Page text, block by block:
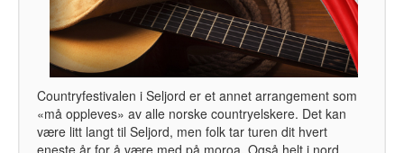
Countryfestivalen i Seljord er et annet arrangement som
«må oppleves» av alle norske countryelskere. Det kan
være litt langt til Seljord, men folk tar turen dit hvert
eneste år for å være med på moroa. Også helt i nord